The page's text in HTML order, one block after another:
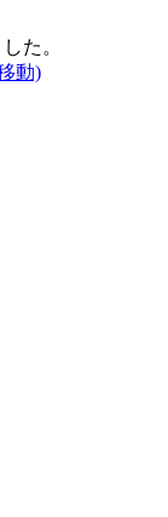
た。
動)